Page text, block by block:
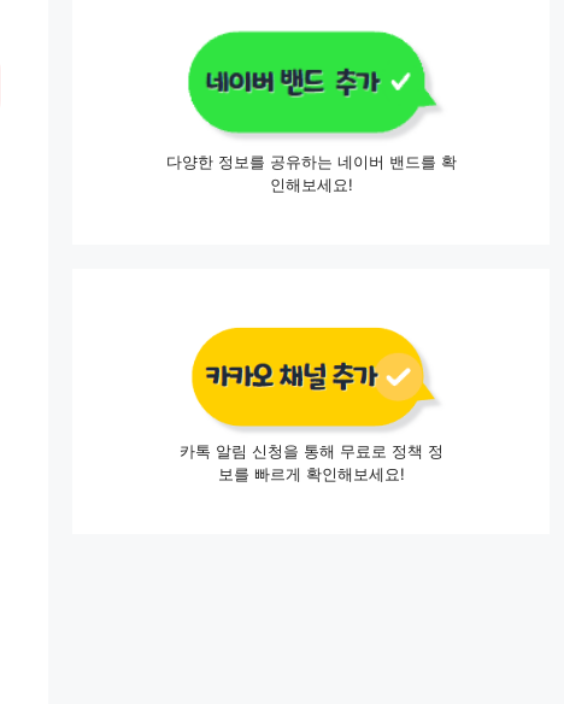
다양한 정보를 공유하는 네이버 밴드를 확
인해보세요!
카톡 알림 신청을 통해 무료로 정책 정
보를 빠르게 확인해보세요!